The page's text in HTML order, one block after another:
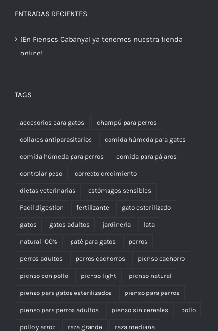
ENTRADAS RECIENTES
¡En Piensos Cabanyal ya tenemos nuestra tienda
online!
TAGS
accesorios para gatos champú para perros
collares antiparasitarios comida húmeda para gatos
comida húmeda para perros comida para pájaros
controlar peso correcto crecimiento
dietas veterinarias estómagos sensibles
Facil digestion fertilizante gato esterilizado
gatos gatos adultos jardinería lata
natural 100% paté para gatos perros
perros adultos perros cachorros pienso cachorro
pienso con pollo pienso light pienso natural
pienso para gatos esterilizados pienso para perros
pienso para perros adultos pienso sin cereales pollo
pollo y arroz raza grande raza mediana